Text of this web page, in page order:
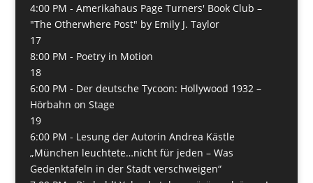
4:00 PM - Amerikahaus Page Turners' Book Club –
"The Otherwhere Post" by Emily J. Taylor
17
8:00 PM - Poetry in Motion
18
6:00 PM - Der deutsche Tycoon: Hollywood 1932 –
Hörbahn on Stage
19
6:00 PM - Lesung der Autorin Andrea Kästle
„München leuchtete…nicht für jeden – Was
Gedenktafeln in der Stadt verschweigen“